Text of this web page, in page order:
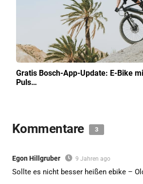
Gratis Bosch-App-Update: E-Bike
Puls…
Kommentare 3
Egon Hillgruber 9 Jahren ago
Sollte es nicht besser heißen ebike –